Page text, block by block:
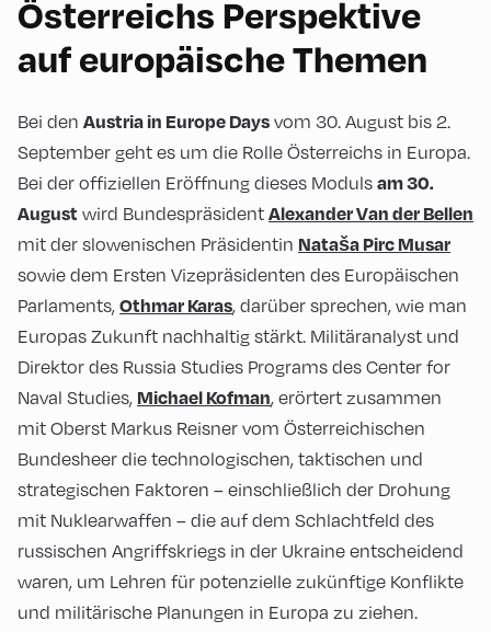
Österreichs Perspektive
auf europäische Themen
Bei den Austria in Europe Daysvom 30. August bis 2.
September geht es um die Rolle Österreichs in Europa.
Bei der offiziellen Eröffnung dieses Modulsam 30.
August wird BundespräsidentAlexander Van der Bellen
mit der slowenischen Präsidentin Nataša Pirc Musar
sowie dem Ersten Vizepräsidenten des Europäischen
Parlaments,Othmar Karas, darüber sprechen, wie man
Europas Zukunft nachhaltig stärkt. Militäranalyst und
Direktor des Russia Studies Programs des Center for
Naval Studies, Michael Kofman, erörtert zusammen
mit Oberst Markus Reisner vom Österreichischen
Bundesheer die technologischen, taktischen und
strategischen Faktoren – einschließlich der Drohung
mit Nuklearwaffen – die auf dem Schlachtfeld des
russischen Angriffskriegs in der Ukraine entscheidend
waren, um Lehren für potenzielle zukünftige Konflikte
und militärische Planungen in Europa zu ziehen.